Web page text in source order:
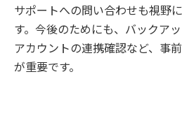
サポートへの問い合わせも視野
す。今後のためにも、バックア
アカウントの連携確認など、事
が重要です。